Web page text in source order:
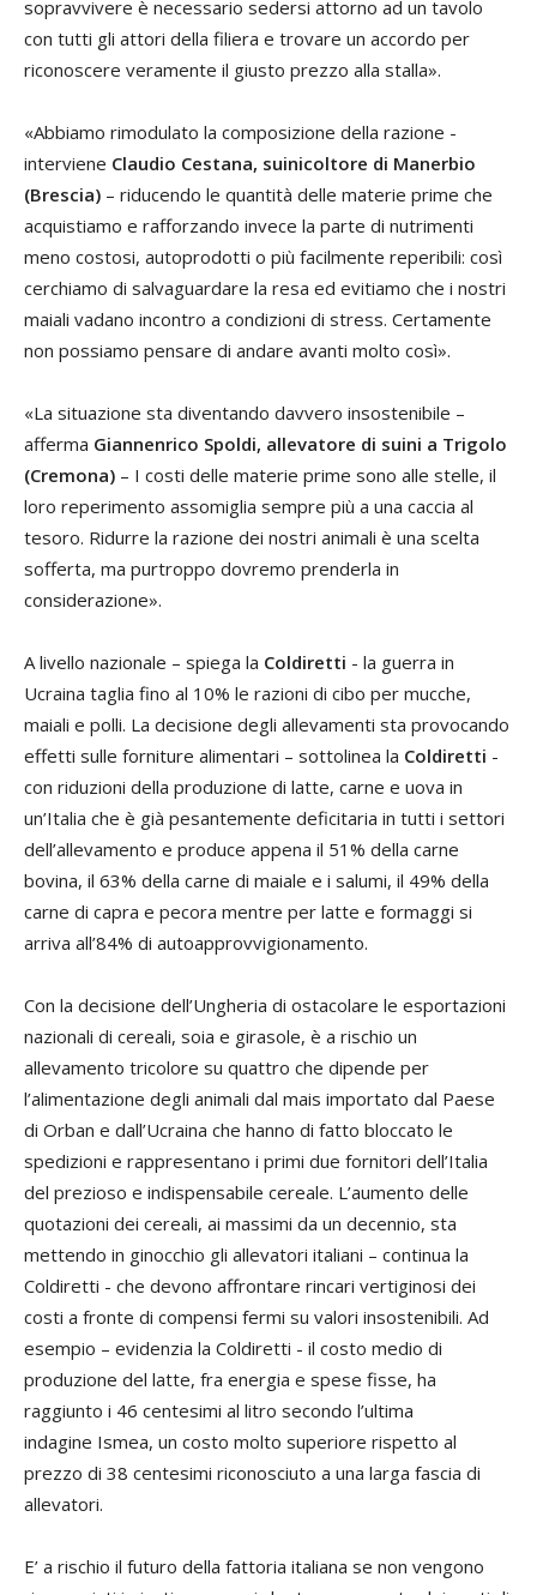
sopravvivere è necessario sedersi attorno ad un tavolo
con tutti gli attori della filiera e trovare un accordo per
riconoscere veramente il giusto prezzo alla stalla».
«Abbiamo rimodulato la composizione della razione -
interviene Claudio Cestana, suinicoltore di Manerbio
(Brescia) – riducendo le quantità delle materie prime che
acquistiamo e rafforzando invece la parte di nutrimenti
meno costosi, autoprodotti o più facilmente reperibili: così
cerchiamo di salvaguardare la resa ed evitiamo che i nostri
maiali vadano incontro a condizioni di stress. Certamente
non possiamo pensare di andare avanti molto così».
«La situazione sta diventando davvero insostenibile –
afferma Giannenrico Spoldi, allevatore di suini a Trigolo
(Cremona) – I costi delle materie prime sono alle stelle, il
loro reperimento assomiglia sempre più a una caccia al
tesoro. Ridurre la razione dei nostri animali è una scelta
sofferta, ma purtroppo dovremo prenderla in
considerazione».
A livello nazionale – spiega la Coldiretti - la guerra in
Ucraina taglia fino al 10% le razioni di cibo per mucche,
maiali e polli. La decisione degli allevamenti sta provocando
effetti sulle forniture alimentari – sottolinea la Coldiretti -
con riduzioni della produzione di latte, carne e uova in
un’Italia che è già pesantemente deficitaria in tutti i settori
dell’allevamento e produce appena il 51% della carne
bovina, il 63% della carne di maiale e i salumi, il 49% della
carne di capra e pecora mentre per latte e formaggi si
arriva all’84% di autoapprovvigionamento.
Con la decisione dell’Ungheria di ostacolare le esportazioni
nazionali di cereali, soia e girasole, è a rischio un
allevamento tricolore su quattro che dipende per
l’alimentazione degli animali dal mais importato dal Paese
di Orban e dall’Ucraina che hanno di fatto bloccato le
spedizioni e rappresentano i primi due fornitori dell’Italia
del prezioso e indispensabile cereale. L’aumento delle
quotazioni dei cereali, ai massimi da un decennio, sta
mettendo in ginocchio gli allevatori italiani – continua la
Coldiretti - che devono affrontare rincari vertiginosi dei
costi a fronte di compensi fermi su valori insostenibili. Ad
esempio – evidenzia la Coldiretti - il costo medio di
produzione del latte, fra energia e spese fisse, ha
raggiunto i 46 centesimi al litro secondo l’ultima
indagine Ismea, un costo molto superiore rispetto al
prezzo di 38 centesimi riconosciuto a una larga fascia di
allevatori.
E’ a rischio il futuro della fattoria italiana se non vengono